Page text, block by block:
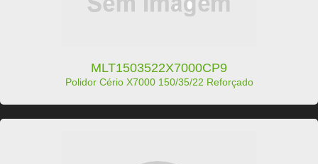
MLT1503522X7000CP9
Polidor Cério X7000 150/35/22 Reforçado